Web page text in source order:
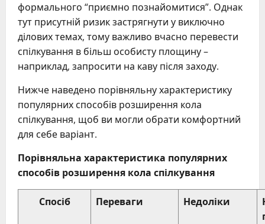
формального “приємно познайомитися”. Однак
тут присутній ризик застрягнути у виключно
ділових темах, тому важливо вчасно перевести
спілкування в більш особисту площину –
наприклад, запросити на каву після заходу.
Нижче наведено порівняльну характеристику
популярних способів розширення кола
спілкування, щоб ви могли обрати комфортний
для себе варіант.
Порівняльна характеристика популярних
способів розширення кола спілкування
Спосіб Переваги Недоліки